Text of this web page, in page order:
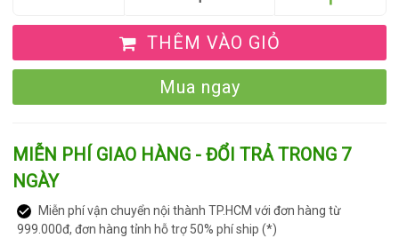
THÊM VÀO GIỎ
Mua ngay
MIỄN PHÍ GIAO HÀNG - ĐỔI TRẢ TRONG 7
NGÀY
Miễn phí vận chuyển nội thành TP.HCM với đơn hàng từ
999.000đ, đơn hàng tỉnh hỗ trợ 50% phí ship (*)